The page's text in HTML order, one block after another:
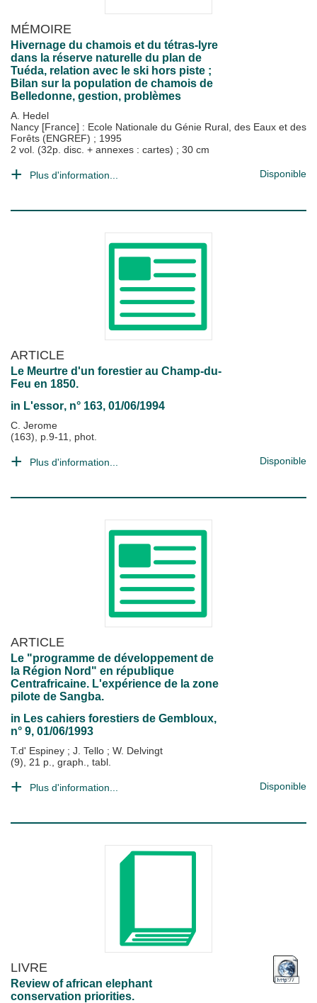
MÉMOIRE
Hivernage du chamois et du tétras-lyre
dans la réserve naturelle du plan de
Tuéda, relation avec le ski hors piste ;
Bilan sur la population de chamois de
Belledonne, gestion, problèmes
A. Hedel
Nancy [France] : Ecole Nationale du Génie Rural, des Eaux et des
Forêts (ENGREF) ; 1995
2 vol. (32p. disc. + annexes : cartes) ; 30 cm
Plus d'information... Disponible
ARTICLE
Le Meurtre d'un forestier au Champ-du-
Feu en 1850.
in L'essor, n° 163, 01/06/1994
C. Jerome
(163), p.9-11, phot.
Plus d'information... Disponible
ARTICLE
Le "programme de développement de
la Région Nord" en république
Centrafricaine. L'expérience de la zone
pilote de Sangba.
in Les cahiers forestiers de Gembloux,
n° 9, 01/06/1993
T.d' Espiney ; J. Tello ; W. Delvingt
(9), 21 p., graph., tabl.
Plus d'information... Disponible
LIVRE
Review of african elephant
conservation priorities.